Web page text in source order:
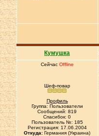
Кумушка
Сейчас Offline
Шеф-повар
Профиль
Группа: Пользователи
Сообщений: 819
Спасибок: 0
Пользователь №: 185
Регистрация: 17.06.2004
Откуда: Германия (Украина)